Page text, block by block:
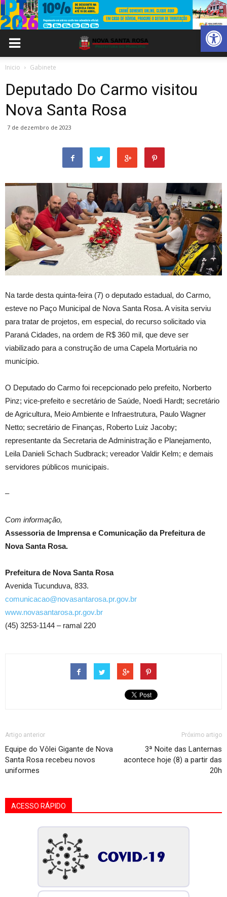
Abrir
Inicio Gabinete
Deputado Do Carmo visitou
Nova Santa Rosa
7 de dezembro de 2023
Na tarde desta quinta-feira (7) o deputado estadual, do Carmo,
esteve no Paço Municipal de Nova Santa Rosa. A visita serviu
para tratar de projetos, em especial, do recurso solicitado via
Paraná Cidades, na ordem de R$ 360 mil, que deve ser
viabilizado para a construção de uma Capela Mortuária no
município.
O Deputado do Carmo foi recepcionado pelo prefeito, Norberto
Pinz; vice-prefeito e secretário de Saúde, Noedi Hardt; secretário
de Agricultura, Meio Ambiente e Infraestrutura, Paulo Wagner
Netto; secretário de Finanças, Roberto Luiz Jacoby;
representante da Secretaria de Administração e Planejamento,
Leila Danieli Schach Sudbrack; vereador Valdir Kelm; e demais
servidores públicos municipais.
–
Com informação,
Assessoria de Imprensa e Comunicação da Prefeitura de
Nova Santa Rosa.
Prefeitura de Nova Santa Rosa
Avenida Tucunduva, 833.
comunicacao@novasantarosa.pr.gov.br
www.novasantarosa.pr.gov.br
(45) 3253-1144 – ramal 220
Artigo anterior
Equipe do Vôlei Gigante de Nova
Santa Rosa recebeu novos
uniformes
Próximo artigo
3ª Noite das Lanternas
acontece hoje (8) a partir das
20h
ACESSO RÁPIDO